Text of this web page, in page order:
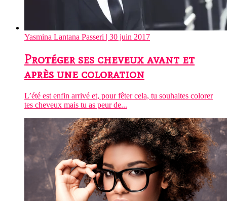
Yasmina Lantana Passeri | 30 juin 2017
Protéger ses cheveux avant et
après une coloration
L’été est enfin arrivé et, pour fêter cela, tu souhaites colorer
tes cheveux mais tu as peur de...